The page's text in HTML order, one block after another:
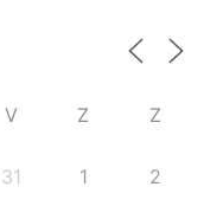
V Z Z
31 1 2